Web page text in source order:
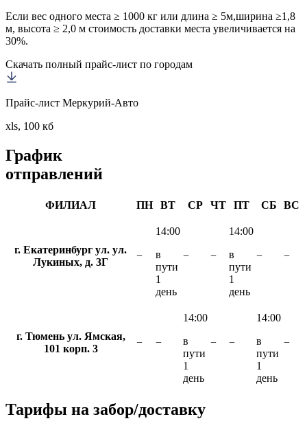
Если вес одного места ≥ 1000 кг или длина ≥ 5м,ширина ≥1,8
м, высота ≥ 2,0 м стоимость доставки места увеличивается на
30%.
Скачать полный прайс-лист по городам
Прайс-лист Меркурий-Авто
xls, 100 кб
График
отправлений
ФИЛИАЛ ПН ВТ СР ЧТ ПТ СБ ВС
г. Екатеринбург ул. ул.
Лукиных, д. 3Г
−
14:00
в
пути
1
день
− −
14:00
в
пути
1
день
− −
г. Тюмень ул. Ямская,
101 корп. 3
− −
14:00
в
пути
1
день
− −
14:00
в
пути
1
день
−
Тарифы на забор/доставку